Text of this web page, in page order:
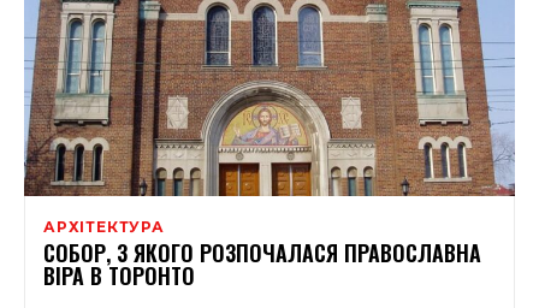
АРХІТЕКТУРА
СОБОР, З ЯКОГО РОЗПОЧАЛАСЯ ПРАВОСЛАВНА
ВІРА В ТОРОНТО